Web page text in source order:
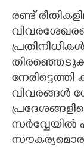
രണ്ട്
വിവരങ്ങൾ
സർവ്വേയിൽ